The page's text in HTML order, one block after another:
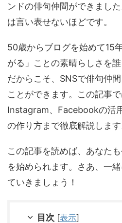
ンドの俳句仲間ができまし
は言い表せないほどです。
50歳からブログを始めて15
がる」ことの素晴らしさを
だからこそ、SNSで俳句仲
ことができます。この記事
Instagram、Facebookの活
の作り方まで徹底解説します
この記事を読めば、あなた
を始められます。さあ、一
ていきましょう！
目次 [表示]